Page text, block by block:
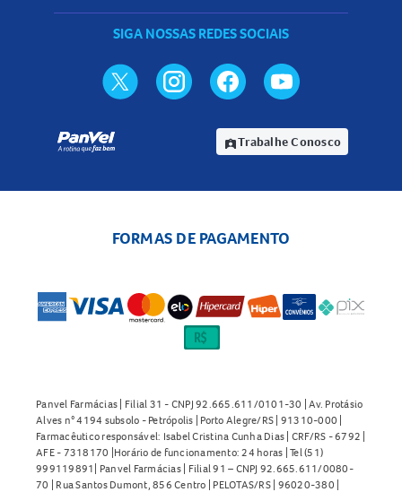
SIGA NOSSAS REDES SOCIAIS
assignment_indTrabalhe Conosco
FORMAS DE PAGAMENTO
Panvel Farmácias | Filial 31 - CNPJ 92.665.611/0101-30 | Av. Protásio
Alves n° 4194 subsolo - Petrópolis | Porto Alegre/RS | 91310-000 |
Farmacêutico responsável: Isabel Cristina Cunha Dias | CRF/RS - 6792 |
AFE - 7318170 |Horário de funcionamento: 24 horas | Tel (51)
999119891| Panvel Farmácias | Filial 91 – CNPJ 92.665.611/0080-
70 | Rua Santos Dumont, 856 Centro | PELOTAS/RS | 96020-380 |